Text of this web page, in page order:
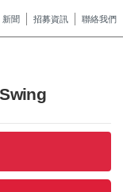
新聞 招募資訊 聯絡我們